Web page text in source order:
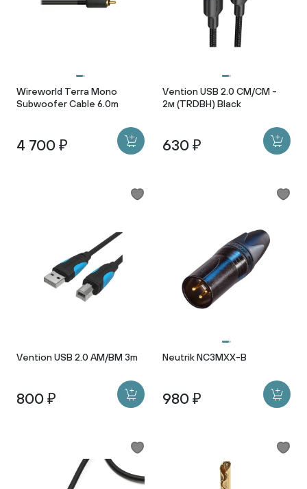
Wireworld Terra Mono
Subwoofer Cable 6.0m
4 700 ₽
Vention USB 2.0 CM/CM -
2м (TRDBH) Black
630 ₽
Vention USB 2.0 AM/BM 3m
800 ₽
Neutrik NC3MXX-B
980 ₽